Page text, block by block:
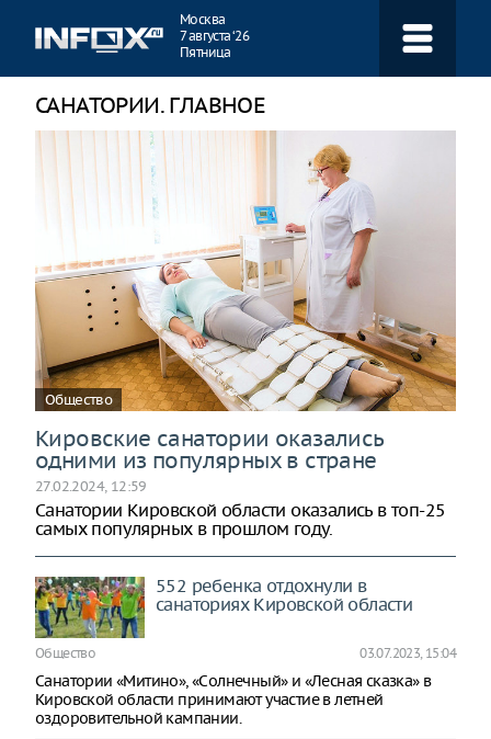
Москва
7 августа ‘26
Пятница
САНАТОРИИ. ГЛАВНОЕ
Общество
Кировские санатории оказались
одними из популярных в стране
27.02.2024, 12:59
Санатории Кировской области оказались в топ-25
самых популярных в прошлом году.
552 ребенка отдохнули в
санаториях Кировской области
Общество 03.07.2023, 15:04
Санатории «Митино», «Солнечный» и «Лесная сказка» в
Кировской области принимают участие в летней
оздоровительной кампании.